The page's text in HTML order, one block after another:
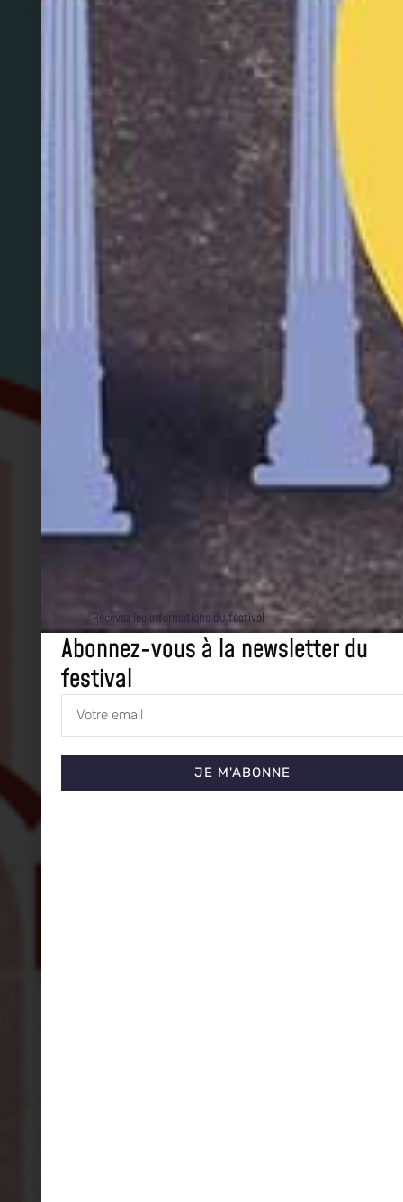
Recevez les informations du festival
Abonnez-vous à la newsletter du
festival
JE M'ABONNE